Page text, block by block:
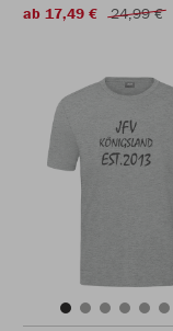
ab 17,49 € 24,99 €